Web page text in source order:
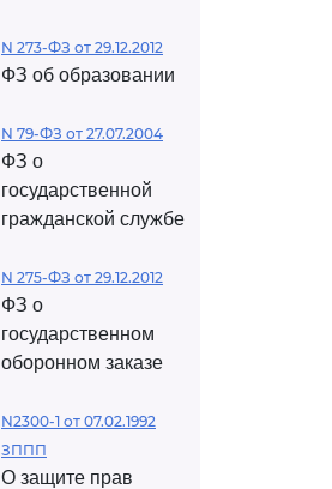
N 273-ФЗ от 29.12.2012
ФЗ об образовании
N 79-ФЗ от 27.07.2004
ФЗ о
государственной
гражданской службе
N 275-ФЗ от 29.12.2012
ФЗ о
государственном
оборонном заказе
N2300-1 от 07.02.1992
ЗППП
О защите прав